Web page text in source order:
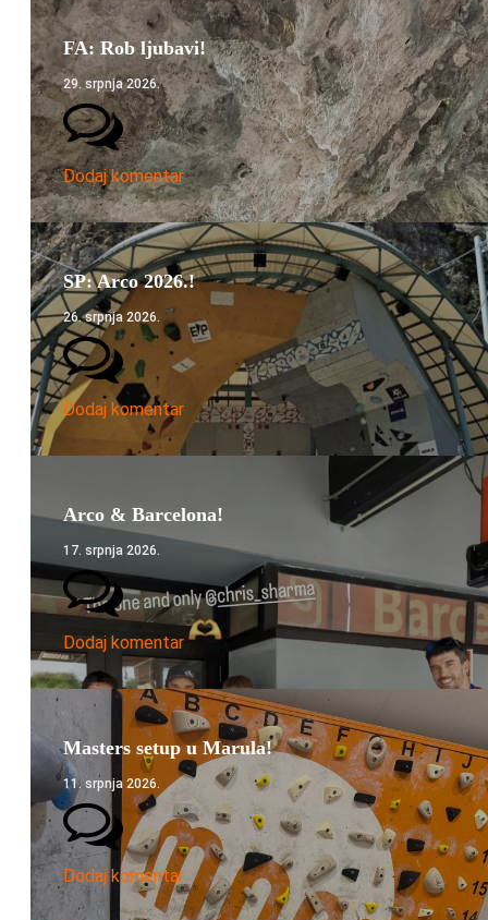
FA: Rob ljubavi!
29. srpnja 2026.
Dodaj komentar
SP: Arco 2026.!
26. srpnja 2026.
Dodaj komentar
Arco & Barcelona!
17. srpnja 2026.
Dodaj komentar
Masters setup u Marula!
11. srpnja 2026.
Dodaj komentar